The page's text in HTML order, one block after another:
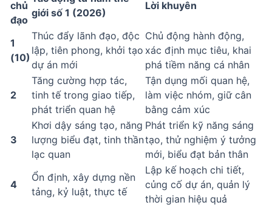
chủ
đạo
giới số 1 (2026)
Lời khuyên
1
(10)
Thúc đẩy lãnh đạo, độc
lập, tiên phong, khởi tạo
dự án mới
Chủ động hành động,
xác định mục tiêu, khai
phá tiềm năng cá nhân
2
Tăng cường hợp tác,
tinh tế trong giao tiếp,
phát triển quan hệ
Tận dụng mối quan hệ,
làm việc nhóm, giữ cân
bằng cảm xúc
3
Khơi dậy sáng tạo, năng
lượng biểu đạt, tinh thần
lạc quan
Phát triển kỹ năng sáng
tạo, thử nghiệm ý tưởng
mới, biểu đạt bản thân
4
Ổn định, xây dựng nền
tảng, kỷ luật, thực tế
Lập kế hoạch chi tiết,
củng cố dự án, quản lý
thời gian hiệu quả